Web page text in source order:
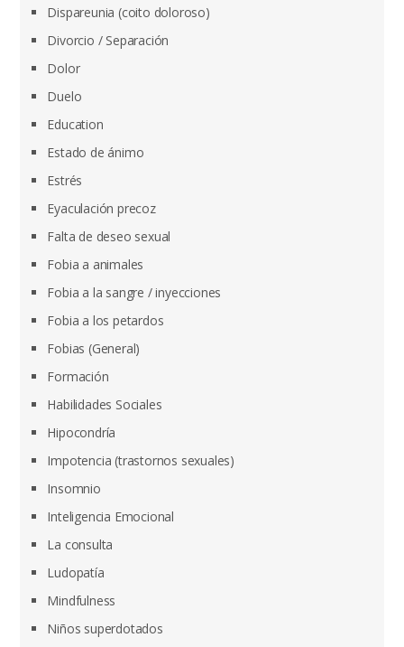
Dispareunia (coito doloroso)
Divorcio / Separación
Dolor
Duelo
Education
Estado de ánimo
Estrés
Eyaculación precoz
Falta de deseo sexual
Fobia a animales
Fobia a la sangre / inyecciones
Fobia a los petardos
Fobias (General)
Formación
Habilidades Sociales
Hipocondría
Impotencia (trastornos sexuales)
Insomnio
Inteligencia Emocional
La consulta
Ludopatía
Mindfulness
Niños superdotados